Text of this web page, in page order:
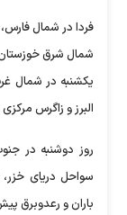
فردا در شمال فارس،
شمال شرق
یکشنبه در شمال
البرز و زاگرس
روز دوشنبه در
سواحل دریای خزر،
باران و رعدوبرق